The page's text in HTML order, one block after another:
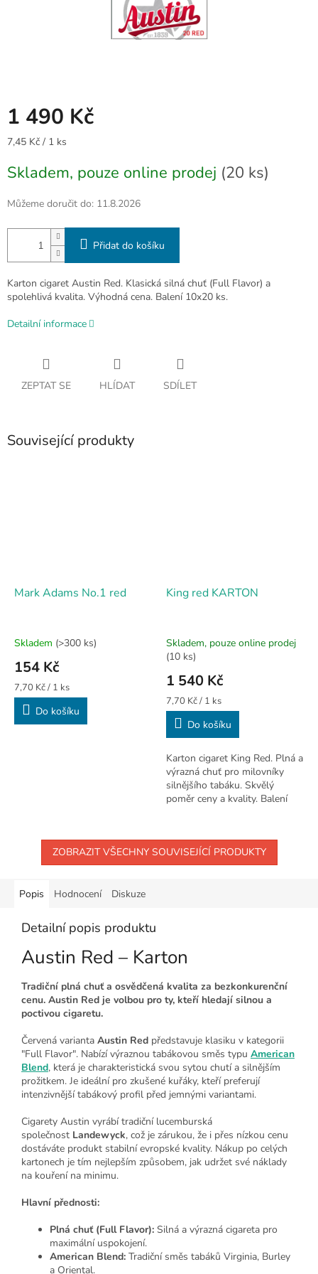
1 490 Kč
Měrná
7,45 Kč / 1 ks
Skladem, pouze online prodej (20 ks)
Můžeme doručit do: 11.8.2026
Přidat do košíku
Karton cigaret Austin Red. Klasická silná chuť (Full Flavor) a
spolehlivá kvalita. Výhodná cena. Balení 10x20 ks.
Detailní informace
ZEPTAT SE HLÍDAT SDÍLET
Související produkty
Mark Adams No.1 red
Skladem (>300 ks)
154 Kč
Měrná
cena:
7,70 Kč / 1 ks
Do košíku
King red KARTON
Skladem, pouze online prodej
(10 ks)
1 540 Kč
Měrná
cena:
7,70 Kč / 1 ks
Do košíku
Karton cigaret King Red. Plná a
výrazná chuť pro milovníky
silnějšího tabáku. Skvělý
poměr ceny a kvality. Balení
ZOBRAZIT VŠECHNY SOUVISEJÍCÍ PRODUKTY
Popis Hodnocení Diskuze
Detailní popis produktu
Austin Red – Karton
Tradiční plná chuť a osvědčená kvalita za bezkonkurenční
cenu. Austin Red je volbou pro ty, kteří hledají silnou a
poctivou cigaretu.
Červená varianta Austin Red představuje klasiku v kategorii
"Full Flavor". Nabízí výraznou tabákovou směs typu American
Blend, která je charakteristická svou sytou chutí a silnějším
prožitkem. Je ideální pro zkušené kuřáky, kteří preferují
intenzivnější tabákový profil před jemnými variantami.
Cigarety Austin vyrábí tradiční lucemburská
společnost Landewyck, což je zárukou, že i přes nízkou cenu
dostáváte produkt stabilní evropské kvality. Nákup po celých
kartonech je tím nejlepším způsobem, jak udržet své náklady
na kouření na minimu.
Hlavní přednosti:
Plná chuť (Full Flavor): Silná a výrazná cigareta pro
maximální uspokojení.
American Blend: Tradiční směs tabáků Virginia, Burley
a Oriental.